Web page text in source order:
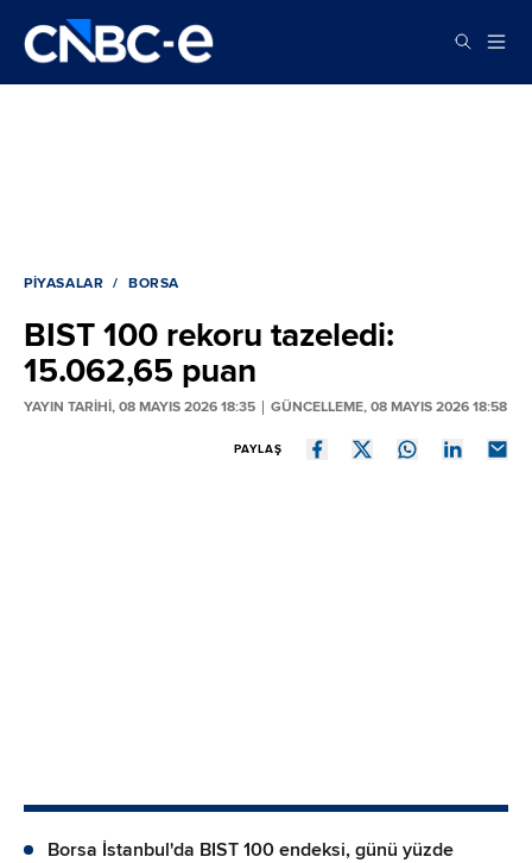
PIYASALAR BORSA
BIST 100 rekoru tazeledi:
15.062,65 puan
YAYIN TARİHİ, 08 MAYIS 2026 18:35 GÜNCELLEME, 08 MAYIS 2026 18:58
PAYLAŞ
Borsa İstanbul'da BIST 100 endeksi, günü yüzde